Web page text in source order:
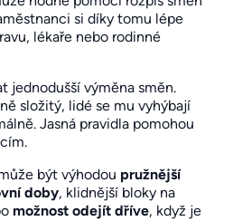
si díky tomu lépe
lékaře nebo rodinné
jednodušší výměna směn.
složitý, lidé se mu vyhýbají
Jasná pravidla pomohou
být výhodou pružnější
doby, klidnější bloky na
možnost odejít dříve, když je